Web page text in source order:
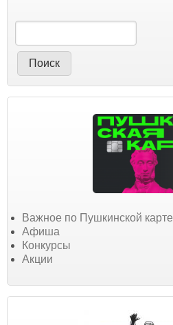
Поиск
Важное по Пушкинской карте
Афиша
Конкурсы
Акции